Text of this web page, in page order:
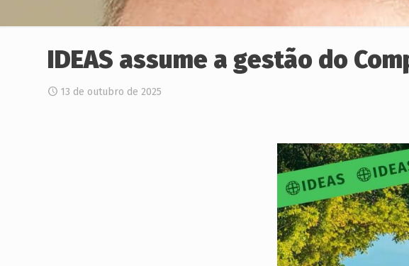
IDEAS assume a gestão do
13 de outubro de 2025